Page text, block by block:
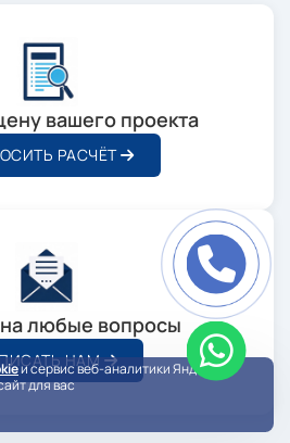
вашего проекта
РАСЧЁТ
любые вопросы
НАМ
и сервис веб-аналитики Яндекс
для вас